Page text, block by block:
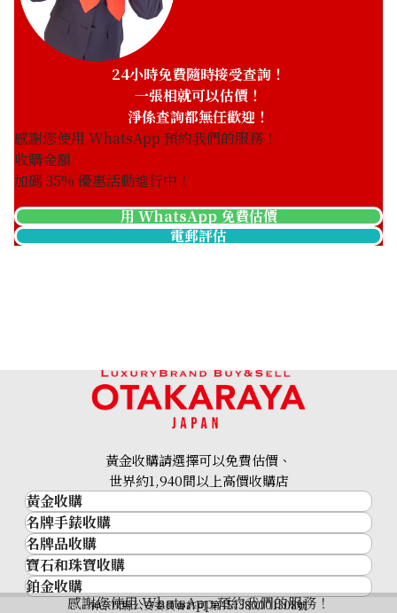
24小時免費隨時接受查詢！
一張相就可以估價！
淨係查詢都無任歡迎！
感謝您使用 WhatsApp 預約我們的服務！
收購金額
加碼35% 優惠活動進行中！
用 WhatsApp 免費估價
電郵評估
感謝您使用 WhatsApp 預約我們的服務！
黃金收購請選擇可以免費估價、
世界約1,940間以上高價收購店
黃金收購
黃金･金條
金條
金幣及銀幣
過去十年黃金價格
名牌手錶收購
名牌手錶收購
勞力士 (Rolex)
Patek Philippe
名牌品收購
名牌品收購
HERMES
寶石和珠寶收購
寶石和珠寶
鉑金收購
神奈川縣公安委員會許可 第451380001308號